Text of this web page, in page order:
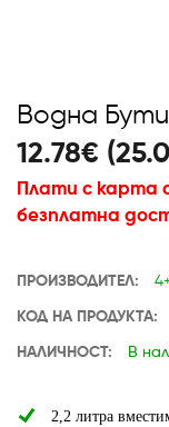
Водна
12.78€
Плати с карта
безплатна
ПРОИЗВОДИТЕЛ:
КОД НА ПРОДУКТА:
НАЛИЧНОСТ: В
2,2 литра